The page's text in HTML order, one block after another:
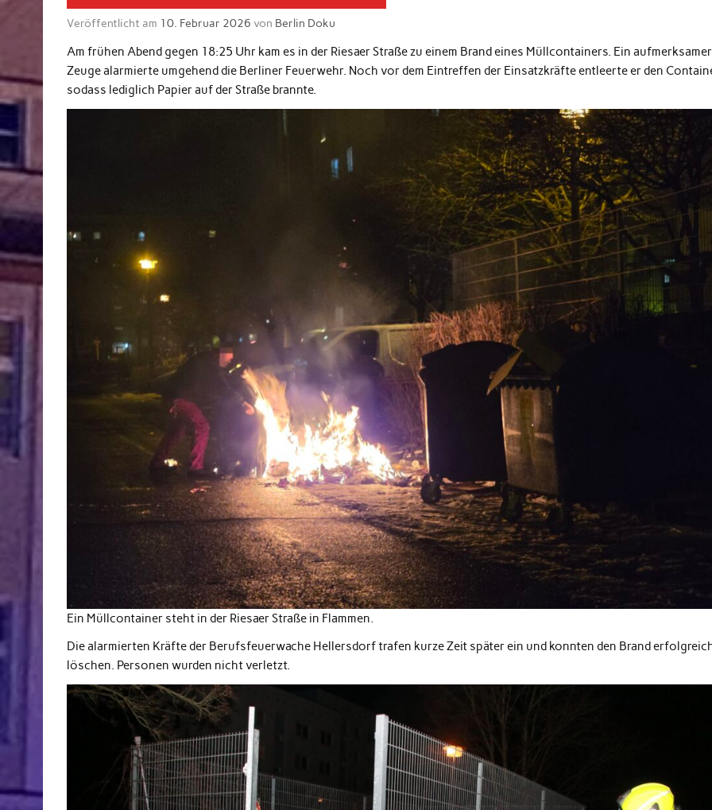
Veröffentlicht am 10. Februar 2026 von Berlin Doku
Am frühen Abend gegen 18:25 Uhr kam es in der Riesaer Straße zu einem Brand eines Müllcontainers. Ein aufmerksamer
Zeuge alarmierte umgehend die Berliner Feuerwehr. Noch vor dem Eintreffen der Einsatzkräfte entleerte er den
sodass lediglich Papier auf der Straße brannte.
Ein Müllcontainer steht in der Riesaer Straße in Flammen.
Die alarmierten Kräfte der Berufsfeuerwache Hellersdorf trafen kurze Zeit später ein und konnten den Brand
löschen. Personen wurden nicht verletzt.